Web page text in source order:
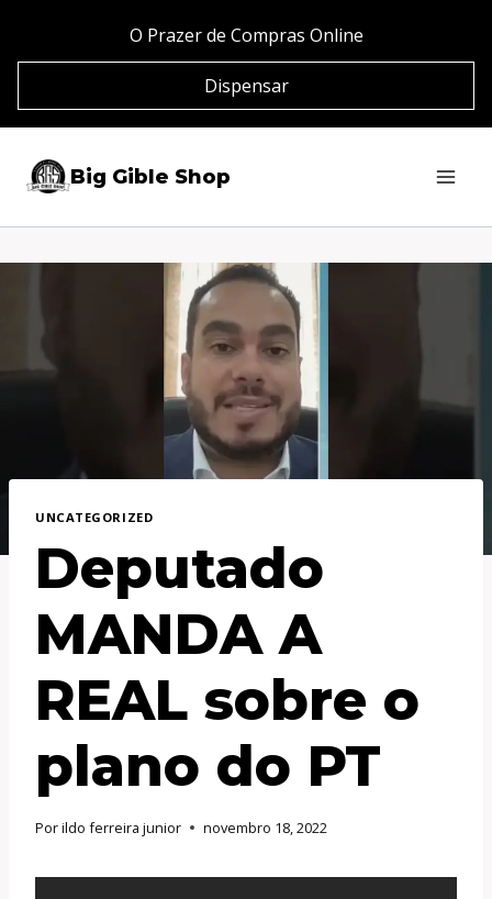
Conteúdo
O Prazer de Compras Online
Dispensar
Big Gible Shop
UNCATEGORIZED
Deputado
MANDA A
REAL sobre o
plano do PT
Porildo ferreira junior novembro 18, 2022